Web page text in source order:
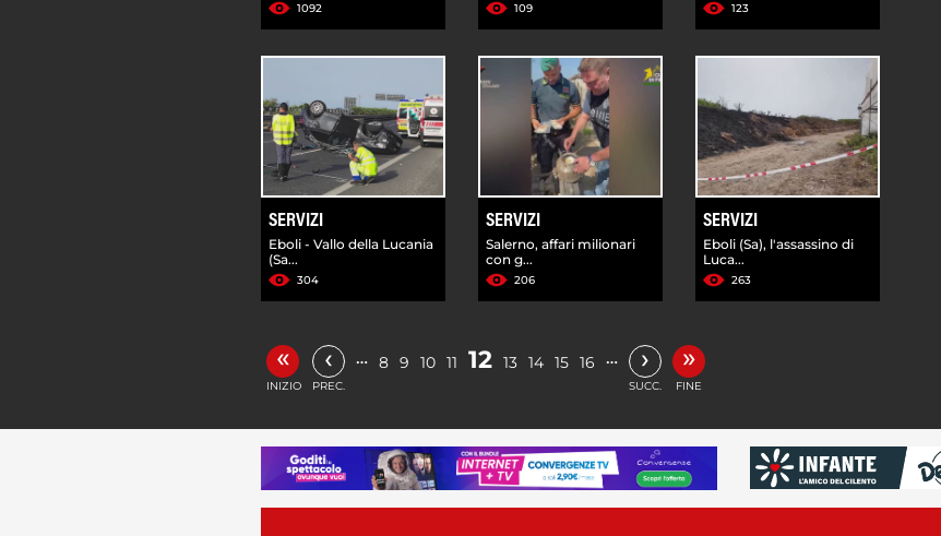
1092 109 123
SERVIZI
Eboli - Vallo della Lucania
(Sa...
304
SERVIZI
Salerno, affari milionari
con g...
206
SERVIZI
Eboli (Sa), l'assassino di
Luca...
263
«
INIZIO
‹
PREC.
… 8 9 10 11 12 13 14 15 16 … ›
SUCC.
»
FINE